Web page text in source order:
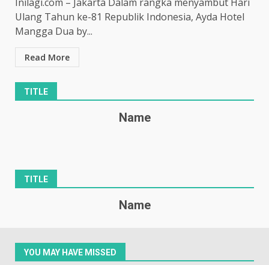
Ulang Tahun ke-81 Republik Indonesia, Ayda Hotel
Mangga Dua by...
Read More
TITLE
Name
TITLE
Name
YOU MAY HAVE MISSED